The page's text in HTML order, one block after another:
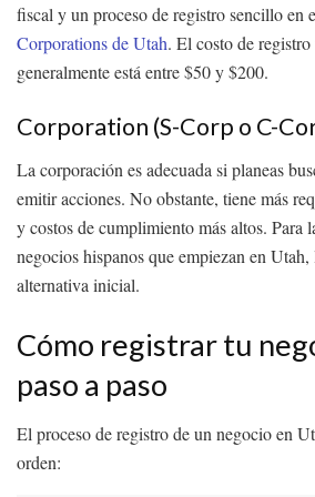
fiscal y un proceso de registro sencillo en
Corporations de Utah. El costo de
generalmente está entre $50 y $200.
Corporation (S-Corp o C-
La corporación es adecuada si planeas
emitir acciones. No obstante, tiene más
y costos de cumplimiento más altos. Para
negocios hispanos que empiezan en
alternativa inicial.
Cómo registrar tu
paso a paso
El proceso de registro de un negocio en
orden: